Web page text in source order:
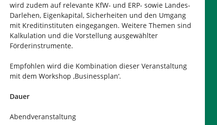
wird zudem auf relevante KfW- und ERP- sowie Landes-
Darlehen, Eigenkapital, Sicherheiten und den Umgang
mit Kreditinstituten eingegangen. Weitere Themen sind
Kalkulation und die Vorstellung ausgewählter
Förderinstrumente.
Empfohlen wird die Kombination dieser Veranstaltung
mit dem Workshop ‚Businessplan‘.
Dauer
Abendveranstaltung